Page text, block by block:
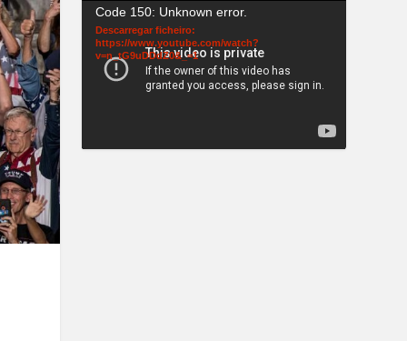
Reprodutor
de
vídeo
Code 150: Unknown error.
Descarregar ficheiro:
https://www.youtube.com/watch?
v=n_tG9uDDdZ0&_=1